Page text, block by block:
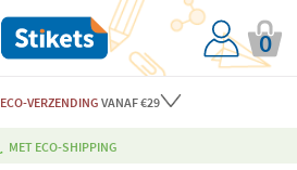
0
ECO-VERZENDING VANAF €29
MET ECO-SHIPPING